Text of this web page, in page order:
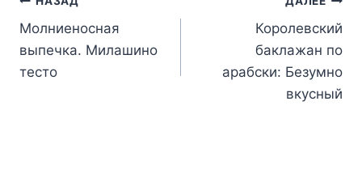
Навигация
по
записям
Молниеносная
выпечка. Милашино
тесто
Королевский
баклажан по
арабски: Безумно
вкусный